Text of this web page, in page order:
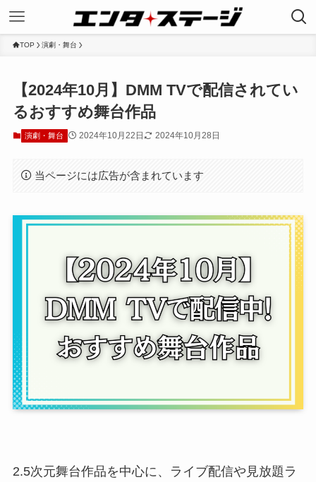
TOP 演劇・舞台
【2024年10月】DMM TVで配信されてい
るおすすめ舞台作品
演劇・舞台 2024年10月22日 2024年10月28日
当ページには広告が含まれています
2.5次元舞台作品を中心に、ライブ配信や見放題ラ